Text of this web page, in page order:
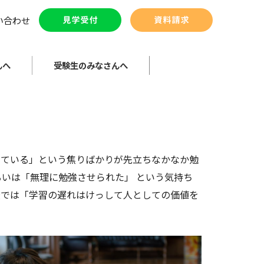
合わせ
へ 受験生のみなさんへ
いる」という焦りばかりが先立ちなかなか勉
は「無理に勉強させられた」 という気持ち
は「学習の遅れはけっして人としての価値を